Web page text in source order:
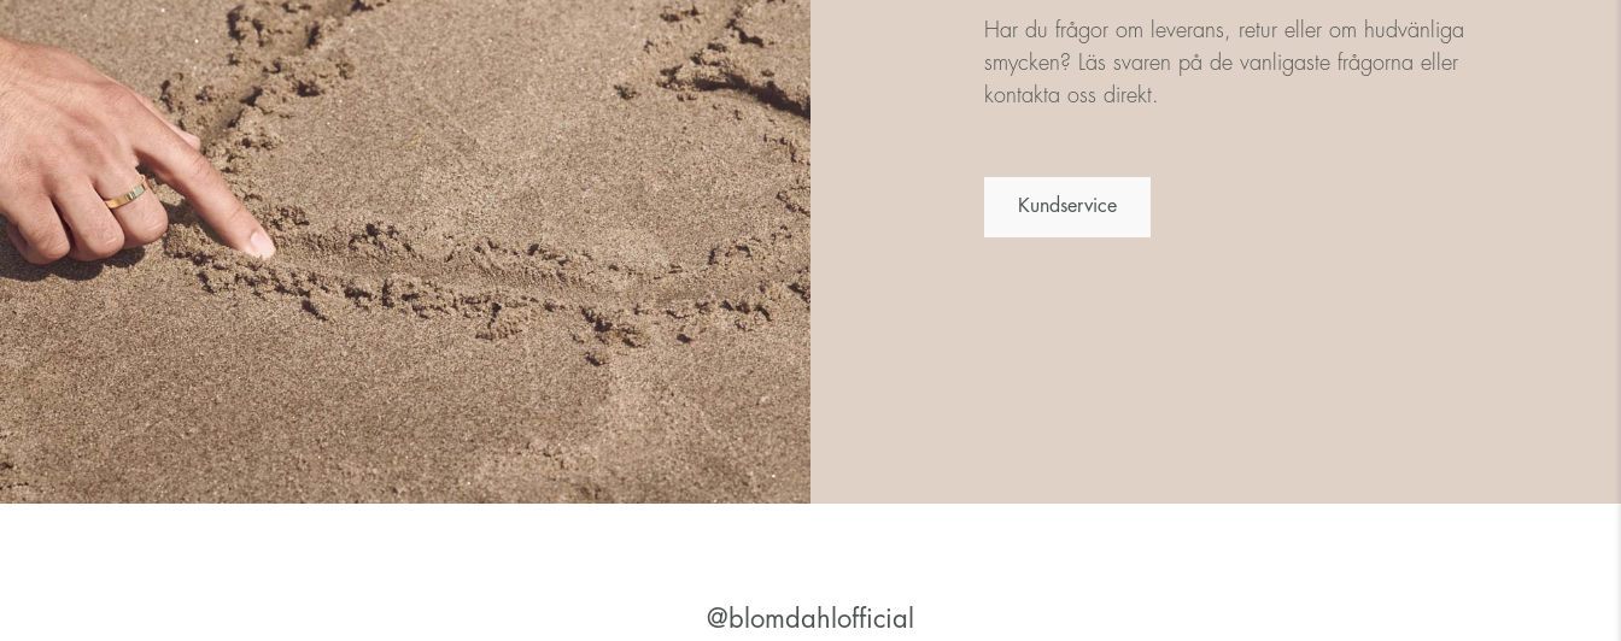
Har du frågor om leverans, retur eller om hudvänliga
smycken? Läs svaren på de vanligaste frågorna eller
kontakta oss direkt.
Kundservice
@blomdahlofficial